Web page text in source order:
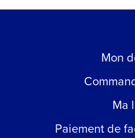
Mon
Ma
Paiement de